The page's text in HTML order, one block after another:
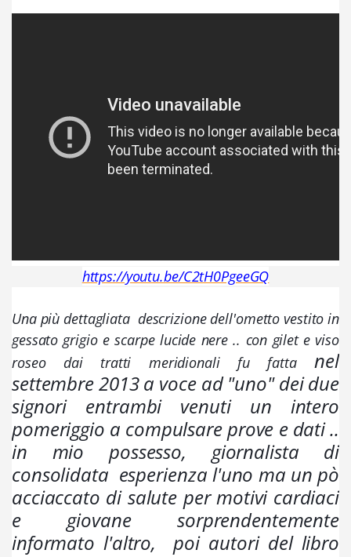
https://youtu.be/C2tH0PgeeGQ
Una più dettagliata  descrizione dell'ometto vestito in
gessato grigio e scarpe lucide nere .. con gilet e viso
roseo dai tratti meridionali fu fatta nel
settembre 2013 a voce
signori entrambi venuti un intero
pomeriggio a compulsare prove e dati ..
in mio possesso, giornalista di
consolidata  esperienza l'uno ma un pò
acciaccato di salute per motivi cardiaci
e giovane sorprendentemente
informato l'altro,  poi autori del libro